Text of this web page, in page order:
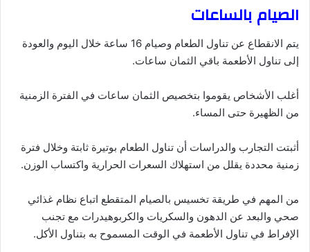
الصيام بالساعات
يتم الانقطاع عن تناول الطعام وصيام 16 ساعة خلال اليوم والعودة
إلى تناول الأطعمة باقي الثمان ساعات.
أغلب الأشخاص يقوموا بتخصيص الثمان ساعات في الفترة الزمنية
من الظهيرة حتى المساء.
أثبتت التجارب والدراسات أن تناول الطعام بوتيرة ثابتة وخلال فترة
زمنية محددة يقلل من استهلاك السعرات الحرارية واكتساب الوزن.
من المهم في طريقة تخسيس بالصيام المتقطع اتباع نظام غذائي
صحي والبعد عن الدهون والسكريات والكربوهيدرات مع تجنب
الإفراط في تناول الأطعمة في الوقت المسموح به بتناول الأكل.